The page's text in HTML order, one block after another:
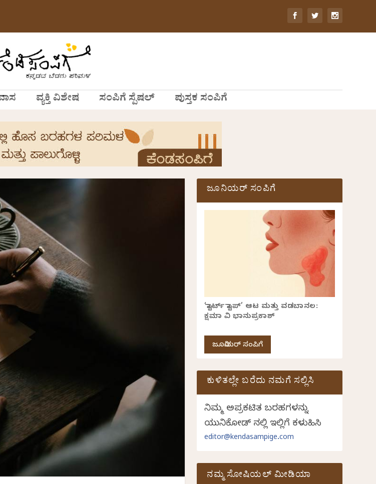
ವ್ಯಕ್ತಿ ವಿಶೇಷ ಸಂಪಿಗೆ ಸ್ಪೆಷಲ್ ಪುಸ್ತಕ ಸಂಪಿಗೆ
ಜೂನಿಯರ್ ಸಂಪಿಗೆ
‘ಸ್ಟಾರ್ಟ್ ಸ್ಟಾಪ್’ ಆಟ ಮತ್ತು ವಡಬಾನಲ:
ಕ್ಷಮಾ ವಿ ಭಾನುಪ್ರಕಾಶ್
ಜೂನಿಯರ್ ಸಂಪಿಗೆ
ಕುಳಿತಲ್ಲೇ ಬರೆದು ನಮಗೆ ಸಲ್ಲಿಸಿ
ನಿಮ್ಮ ಅಪ್ರಕಟಿತ ಬರಹಗಳನ್ನು
ಯುನಿಕೋಡ್ ನಲ್ಲಿ ಇಲ್ಲಿಗೆ ಕಳುಹಿಸಿ
editor@kendasampige.com
ನಮ್ಮ ಸೋಷಿಯಲ್‌ ಮೀಡಿಯಾ